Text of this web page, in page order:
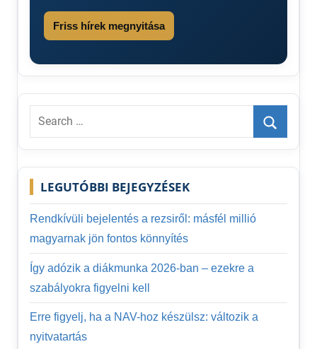
Friss hírek megnyitása
Search
Search
LEGUTÓBBI BEJEGYZÉSEK
Rendkívüli bejelentés a rezsiről: másfél millió
magyarnak jön fontos könnyítés
Így adózik a diákmunka 2026-ban – ezekre a
szabályokra figyelni kell
Erre figyelj, ha a NAV-hoz készülsz: változik a
nyitvatartás